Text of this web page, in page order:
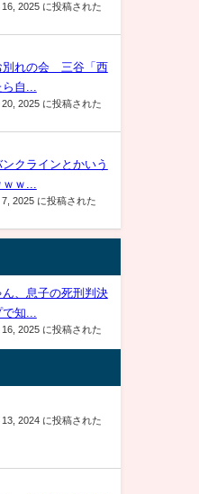
2025 に投稿された
別れの会 三谷「西
自...
2025 に投稿された
ンクラインとかいう
ｗ...
2025 に投稿された
ん、息子の死刑判決
知...
2025 に投稿された
2024 に投稿された